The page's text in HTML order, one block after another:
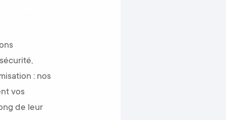
: nos
vos
de leur